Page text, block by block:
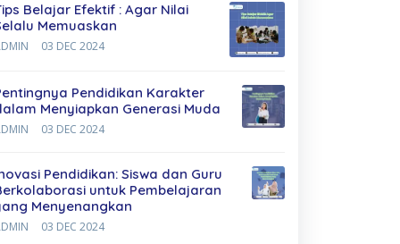
Belajar Efektif : Agar Nilai
Memuaskan
03 DEC 2024
Pendidikan Karakter
Menyiapkan Generasi Muda
03 DEC 2024
Pendidikan: Siswa dan Guru
untuk Pembelajaran
Menyenangkan
03 DEC 2024